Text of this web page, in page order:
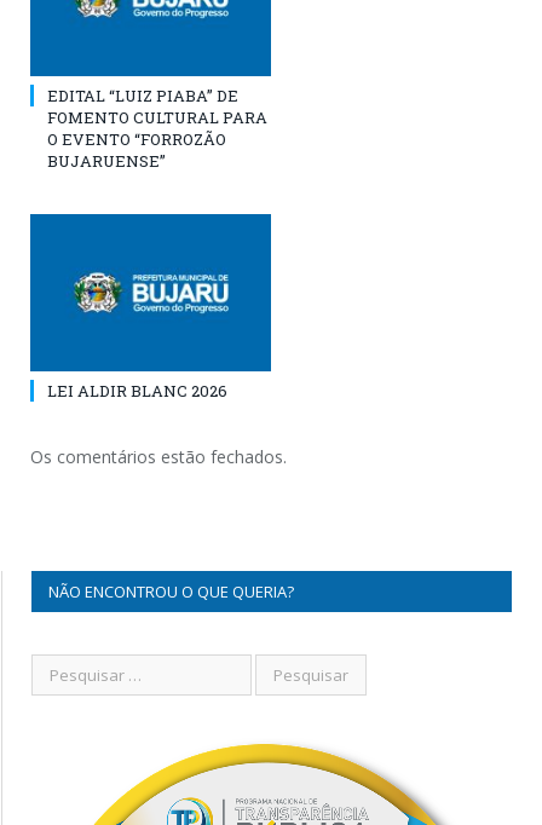
EDITAL “LUIZ PIABA” DE
FOMENTO CULTURAL PARA
O EVENTO “FORROZÃO
BUJARUENSE”
LEI ALDIR BLANC 2026
Os comentários estão fechados.
NÃO ENCONTROU O QUE QUERIA?